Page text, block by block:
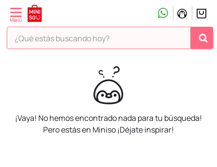
¿Qué estás buscando hoy?
¡Vaya! No hemos encontrado nada para tu búsqueda!
Pero estás en Miniso ¡Déjate inspirar!